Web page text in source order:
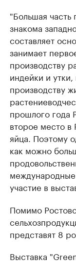
"Большая часть
знакома
составляет
занимает
производству
индейки и
производству
прошлого года
второе место в
яйца. Поэтому
как можно
участие в
Помимо
представят 8
Выставка